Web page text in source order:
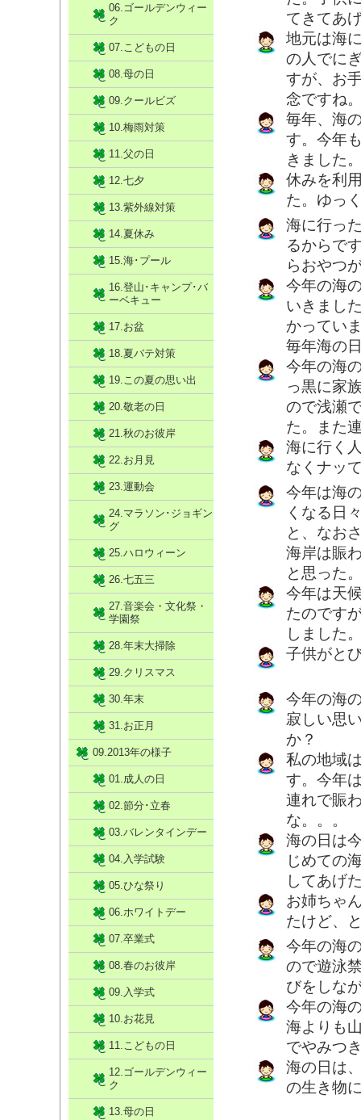
てきてあ
地元は海
の人でに
すが、お
念ですね
毎年、海
す。今年
きました
休みを利
た。ゆっ
海に行っ
るからで
らおやつ
今年の海
いきまし
かってい
毎年海の
今年の海
っ黒に家
ので浅瀬
た。また
海に行く
なくナッ
今年は海
くなる日
と、なお
海岸は賑
と思った
今年は天
たのです
しました
子供がと
今年の海
寂しい思
か？
私の地域
す。今年
連れで賑
な。。。
海の日は
じめての
してあげ
お姉ちゃ
たけど、
今年の海
ので遊泳
びをしな
今年の海
海よりも
でやみつ
海の日は
の生き物
06.ゴールデンウィー
ク
07.こどもの日
08.母の日
09.クールビズ
10.梅雨対策
11.父の日
12.七夕
13.紫外線対策
14.夏休み
15.海･プール
16.登山･キャンプ･バ
ーベキュー
17.お盆
18.夏バテ対策
19.この夏の思い出
20.敬老の日
21.秋のお彼岸
22.お月見
23.運動会
24.マラソン･ジョギン
グ
25.ハロウィーン
26.七五三
27.音楽会・文化祭・
学園祭
28.年末大掃除
29.クリスマス
30.年末
31.お正月
09.2013年の様子
01.成人の日
02.節分･立春
03.バレンタインデー
04.入学試験
05.ひな祭り
06.ホワイトデー
07.卒業式
08.春のお彼岸
09.入学式
10.お花見
11.こどもの日
12.ゴールデンウィー
ク
13.母の日